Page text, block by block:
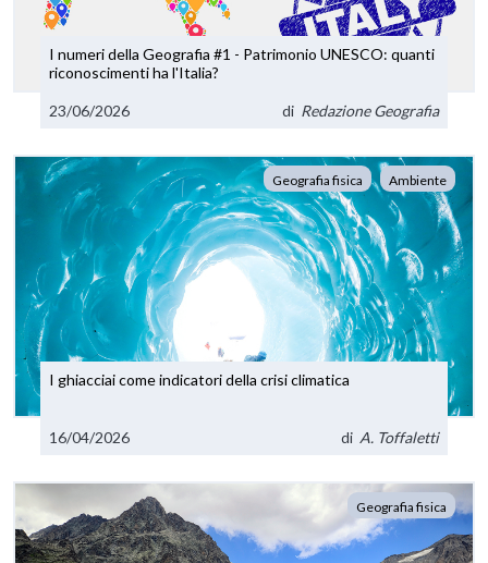
I numeri della Geografia #1 - Patrimonio UNESCO: quanti
riconoscimenti ha l'Italia?
23/06/2026 di Redazione Geografia
Geografia fisica Ambiente
I ghiacciai come indicatori della crisi climatica
16/04/2026 di A. Toffaletti
Geografia fisica